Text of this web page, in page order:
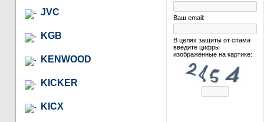
JVC
KGB
KENWOOD
KICKER
KICX
Ваш email:
В целях защиты от спама
введите цифры
изображенные на картике: